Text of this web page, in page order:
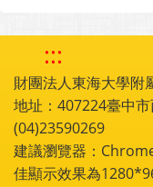
:::
財團法人東海大學附
地址：407224臺中
(04)23590269
建議瀏覽器：
佳顯示效果為